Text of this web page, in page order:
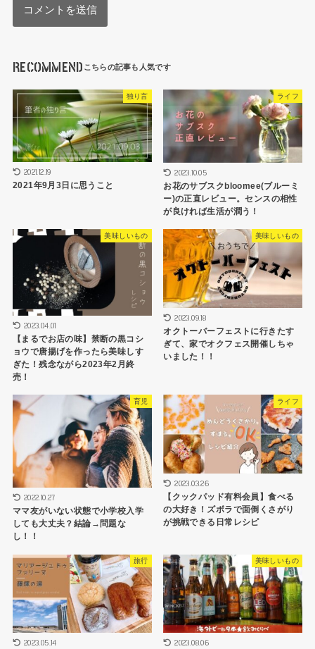
RECOMMEND
独り言
2021.12.19
2021年9月3日に思うこと
ライフ
2023.10.05
お花のサブスクbloomee(ブルーミ
ー)の正直レビュー。センスの相性
が良ければ生活が潤う！
美味しいもの
2023.04.01
【まるでお店の味】禁断の黒コシ
ョウで唐揚げを作ったら美味しす
ぎた！残念ながら2023年2月終
売！
美味しいもの
2023.09.18
オクトーバーフェストに行きたす
ぎて、家でオクフェス開催しちゃ
いました！！
育児
2022.10.27
ママ友がいない状態で小学校入学
しても大丈夫？結論→問題な
し！！
ライフ
2023.03.26
【クックパッド有料会員】食べる
の大好き！ズボラで面倒くさがり
が挑戦できる日常レシピ
旅行
2023.05.14
美味しいもの
2023.08.06